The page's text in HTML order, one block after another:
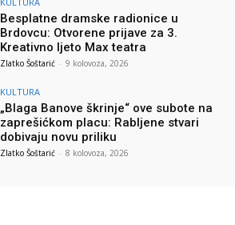
Besplatne dramske radionice u
Brdovcu: Otvorene prijave za 3.
Kreativno ljeto Max teatra
Zlatko Šoštarić - 9 kolovoza, 2026
KULTURA
„Blaga Banove škrinje“ ove subote na
zaprešićkom placu: Rabljene stvari
dobivaju novu priliku
Zlatko Šoštarić - 8 kolovoza, 2026